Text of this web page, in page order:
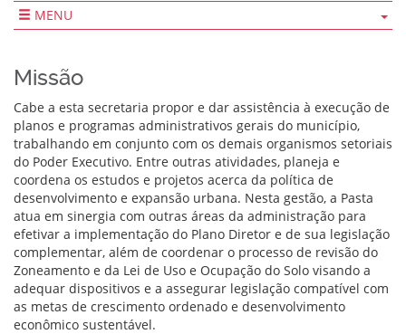
MENU
Missão
Cabe a esta secretaria propor e dar assistência à execução de
planos e programas administrativos gerais do município,
trabalhando em conjunto com os demais organismos setoriais
do Poder Executivo. Entre outras atividades, planeja e
coordena os estudos e projetos acerca da política de
desenvolvimento e expansão urbana. Nesta gestão, a Pasta
atua em sinergia com outras áreas da administração para
efetivar a implementação do Plano Diretor e de sua legislação
complementar, além de coordenar o processo de revisão do
Zoneamento e da Lei de Uso e Ocupação do Solo visando a
adequar dispositivos e a assegurar legislação compatível com
as metas de crescimento ordenado e desenvolvimento
econômico sustentável.